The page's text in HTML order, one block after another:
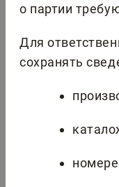
о партии
Для
сохранять